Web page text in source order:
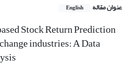
عنوان مقاله English
Stock Return Prediction
industries: A Data